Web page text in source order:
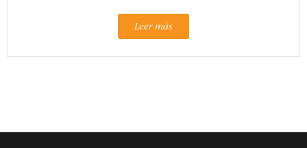
Leer más